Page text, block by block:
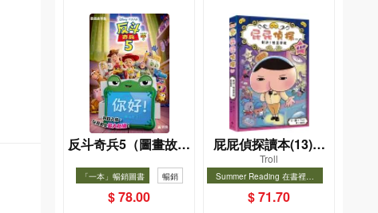
反斗奇兵5（圖畫故事
版）
「一本」暢銷圖書 暢銷
$ 78.00
屁屁偵探讀本(13)－
－對決！怪盜學院
（星星篇）
Troll
Summer Reading 在書裡度
選圖書67折
暢銷
$ 71.70